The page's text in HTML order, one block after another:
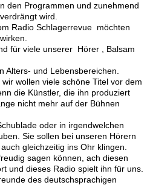
den Programmen und zunehmend
wird.
Radio Schlagerrevue möchten
für viele unserer Hörer , Balsam
Alters- und Lebensbereichen.
wollen viele schöne Titel vor dem
die Künstler, die ihn produziert
nicht mehr auf der Bühnen
oder in irgendwelchen
Sie sollen bei unseren Hörern
gleichzeitig ins Ohr klingen.
sagen können, ach diesen
und dieses Radio spielt ihn für uns.
des deutschsprachigen